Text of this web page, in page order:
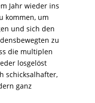
Jahr wieder ins
kommen, um
und sich den
zu
die multiplen
losgelöst
schicksalhafter,
ganz